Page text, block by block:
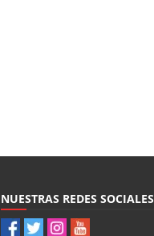
NUESTRAS REDES SOCIALES